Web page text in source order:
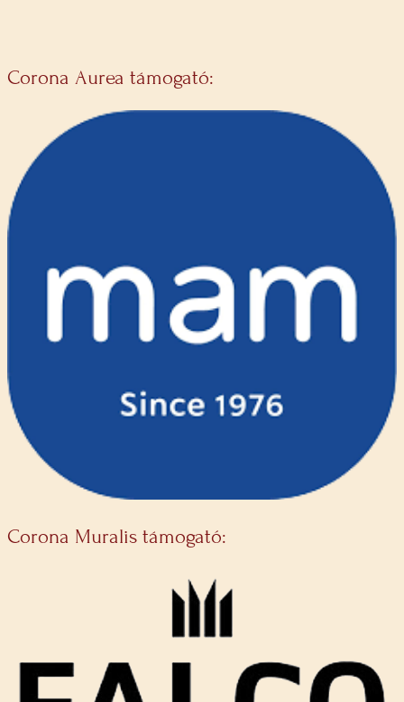
Corona Aurea támogató:
Corona Muralis támogató: